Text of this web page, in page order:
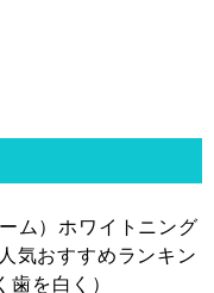
ム）ホワイトニング
気おすすめランキン
歯を白く）